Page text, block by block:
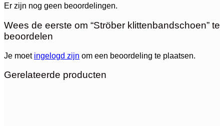
Er zijn nog geen beoordelingen.
Wees de eerste om “Ströber klittenbandschoen” te
beoordelen
Je moet ingelogd zijn om een beoordeling te plaatsen.
Gerelateerde producten